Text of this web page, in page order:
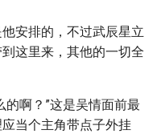
安排的，不过武辰星立
这里来，其他的一切全
的啊？”这是吴情面前最
当个主角带点子外挂